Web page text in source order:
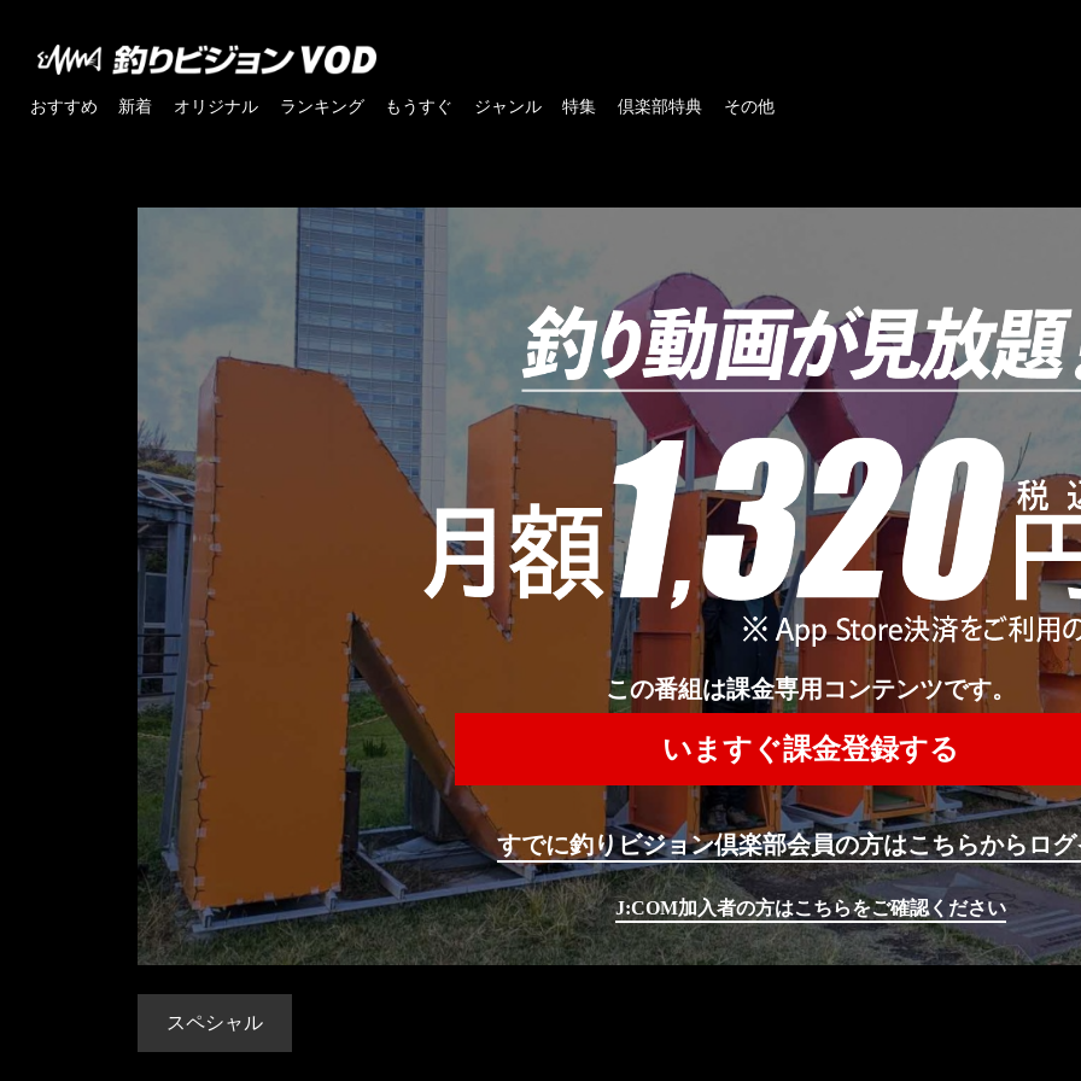
おすすめ 新着 オリジナル ランキング もうすぐ ジャンル 特集 倶楽部特典 その他
この番組は課金専用コンテンツです。
いますぐ課金登録する
すでに釣りビジョン倶楽部会員の方はこちらからロ
J:COM加入者の方はこちらをご確認ください
スペシャル